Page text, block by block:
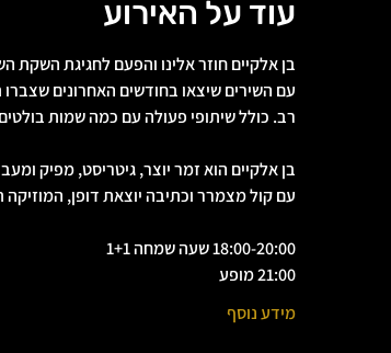
עוד על האירוע
בן אלקיים חוזר אלינו והפעם לחגיגת
עם השירים שיצאו בחודשים האחרונים
רב. כולל שיתופי פעולה עם כמה שמות
בן אלקיים הוא זמר יוצר, גיטריסט, מפיק
עם קול מצמרר וכתיבה יוצאת דופן,
18:00-20:00 שעה שמחה 1+1
21:00 מופע
מידע נוסף